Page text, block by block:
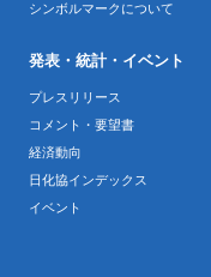
シンボルマークについて
発表・統計・イベント
プレスリリース
コメント・要望書
経済動向
日化協インデックス
イベント